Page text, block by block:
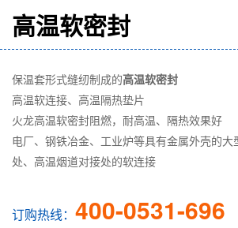
高温软密封
保温套形式缝纫制成的高温软密封
高温软连接、高温隔热垫片
火龙高温软密封阻燃，耐高温、隔热效果好
电厂、钢铁冶金、工业炉等具有金属外壳的大
处、高温烟道对接处的软连接
订购热线： 400-0531-696